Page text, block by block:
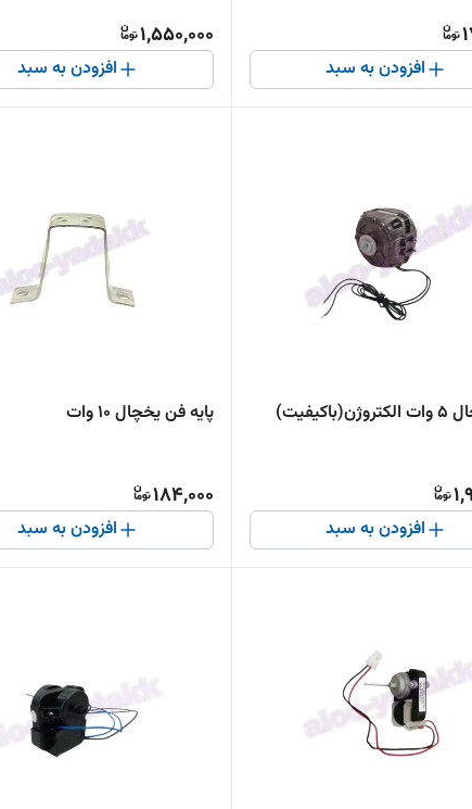
افزودن به سبد
1,550,000
افزودن به سبد
افزودن به سبد
پایه فن یخچال 10 وات
184,000
افزودن به سبد